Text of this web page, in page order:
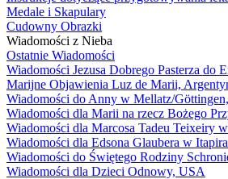
Medale i Skapulary
Cudowny Obrazki
Wiadomości z Nieba
Ostatnie Wiadomości
Wiadomości Jezusa Dobrego Pasterza do
Marijne Objawienia Luz de Marii,
Wiadomości do Anny w Mellatz/
Wiadomości dla Marii na rzecz Bożego
Wiadomości dla Marcosa Tadeu Teixeiry
Wiadomości dla Edsona Glaubera w
Wiadomości do Świętego Rodziny
Wiadomości dla Dzieci Odnowy, USA